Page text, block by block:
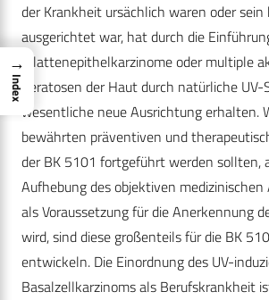
der Krankheit ursächlich waren oder sein
ausgerichtet war, hat durch die
(Plattenepithelkarzinome oder multiple
Keratosen der Haut durch natürliche
wesentliche neue Ausrichtung erhalten.
bewährten präventiven und
der BK 5101 fortgeführt werden sollten,
Aufhebung des objektiven
als Voraussetzung für die Anerkennung
wird, sind diese großenteils für die BK
entwickeln. Die Einordnung des UV-
Basalzellkarzinoms als Berufskrankheit
→
Index